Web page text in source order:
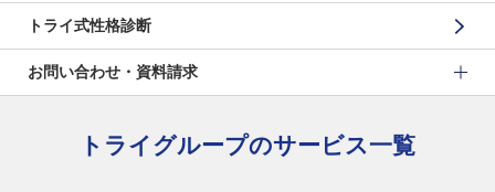
トライ式性格診断
お問い合わせ・資料請求
トライグループのサービス一覧